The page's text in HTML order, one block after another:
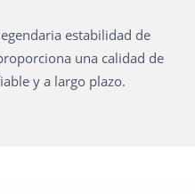
estabilidad de
una calidad de
y a largo plazo.